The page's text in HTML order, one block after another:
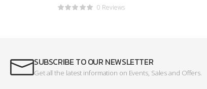
0 Reviews
SUBSCRIBE TO OUR NEWSLETTER
Get all the latest information on Events, Sales and Offers.